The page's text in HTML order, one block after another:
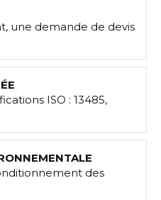
une demande de devis
ISO : 13485,
des